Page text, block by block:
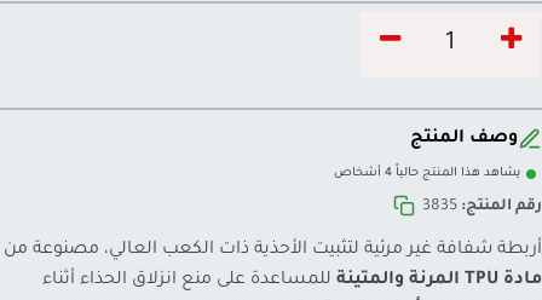
وصف المنتج
يشاهد هذا المنتج حالياً 4 أشخاص
رقم المنتج: 3835
أربطة شفافة غير مرئية لتثبيت الأحذية ذات الكعب العالي، مصنوعة من
مادة TPU المرنة والمتينة
للمساعدة على منع انزلاق الحذاء أثناء